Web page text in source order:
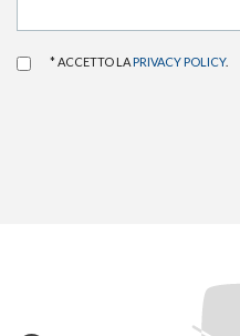
* ACCETTO LA PRIVACY POLICY.